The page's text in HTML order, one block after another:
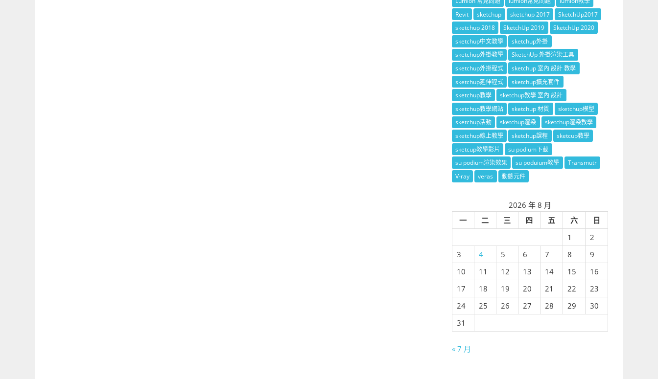
Revit
sketchup sketchup 2017
SketchUp2017
sketchup 2018
SketchUp 2019
SketchUp 2020
sketchup中文教學
sketchup外掛
sketchup外掛教學
SketchUp 外掛渲染工具
sketchup外掛程式
sketchup 室內 設計 教學
sketchup延伸程式
sketchup擴充套件
sketchup教學
sketchup教學 室內 設計
sketchup教學網站
sketchup 材質
sketchup模型
sketchup活動
sketchup渲染
sketchup渲染教學
sketchup線上教學
sketchup課程
sketcup教學
sketcup教學影片
su podium下載
su podium渲染效果
su poduium教學
Transmutr
V-ray
veras 動態元件
2026 年 8 月
一
二 三 四 五 六
日
1
2
3
4 5 6 7 8
9
10
11 12 13 14 15
16
17
18 19 20 21 22
23
24
25 26 27 28 29
30
31
« 7 月